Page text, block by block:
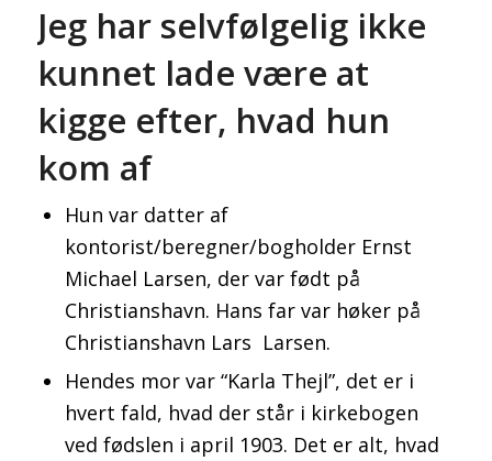
Jeg har selvfølgelig ikke
kunnet lade være at
kigge efter, hvad hun
kom af
Hun var datter af
kontorist/beregner/bogholder Ernst
Michael Larsen, der var født på
Christianshavn. Hans far var høker på
Christianshavn Lars Larsen.
Hendes mor var “Karla Thejl”, det er i
hvert fald, hvad der står i kirkebogen
ved fødslen i april 1903. Det er alt, hvad